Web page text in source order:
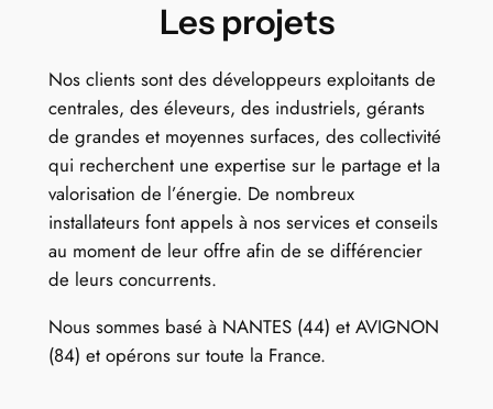
Les projets
Nos clients sont des développeurs exploitants de
centrales, des éleveurs, des industriels, gérants
de grandes et moyennes surfaces, des collectivité
qui recherchent une expertise sur le partage et la
valorisation de l’énergie. De nombreux
installateurs font appels à nos services et conseils
au moment de leur offre afin de se différencier
de leurs concurrents.
Nous sommes basé à NANTES (44) et AVIGNON
(84) et opérons sur toute la France.